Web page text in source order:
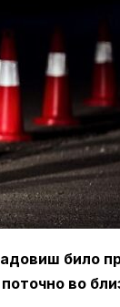
било
во